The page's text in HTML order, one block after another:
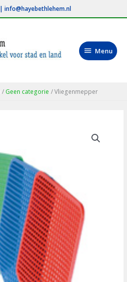
| info@hayebethlehem.nl
Menu
Menu
Geen categorie Vliegenmepper